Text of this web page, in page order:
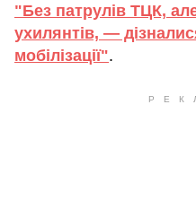
"Без патрулів ТЦК,
ухилянтів, —
мобілізації".